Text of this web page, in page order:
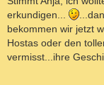
erkundigen...
bekommen wir jetzt
Hostas oder den
vermisst...ihre